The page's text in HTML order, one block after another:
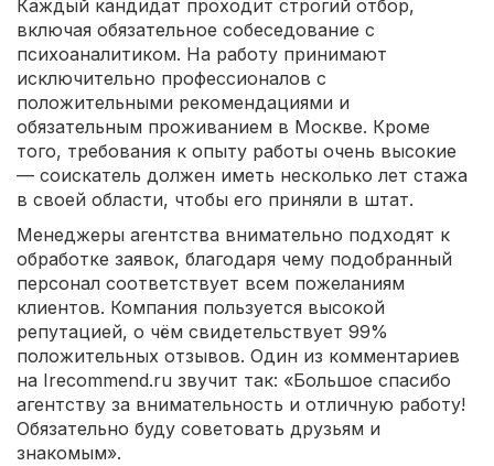
Каждый кандидат проходит строгий отбор,
включая обязательное собеседование с
психоаналитиком. На работу принимают
исключительно профессионалов с
положительными рекомендациями и
обязательным проживанием в Москве. Кроме
того, требования к опыту работы очень высокие
— соискатель должен иметь несколько лет стажа
в своей области, чтобы его приняли в штат.
Менеджеры агентства внимательно подходят к
обработке заявок, благодаря чему подобранный
персонал соответствует всем пожеланиям
клиентов. Компания пользуется высокой
репутацией, о чём свидетельствует 99%
положительных отзывов. Один из комментариев
на Irecommend.ru звучит так: «Большое спасибо
агентству за внимательность и отличную работу!
Обязательно буду советовать друзьям и
знакомым».